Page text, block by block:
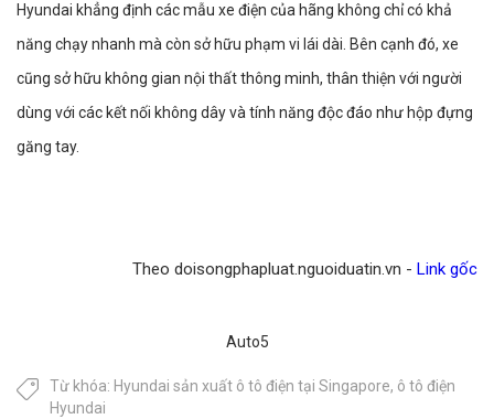
Hyundai khẳng định các mẫu xe điện của hãng không chỉ có khả
năng chạy nhanh mà còn sở hữu phạm vi lái dài. Bên cạnh đó, xe
cũng sở hữu không gian nội thất thông minh, thân thiện với người
dùng với các kết nối không dây và tính năng độc đáo như hộp đựng
găng tay.
Theo doisongphapluat.nguoiduatin.vn - Link gốc
Auto5
Từ khóa: Hyundai sản xuất ô tô điện tại Singapore, ô tô điện
Hyundai